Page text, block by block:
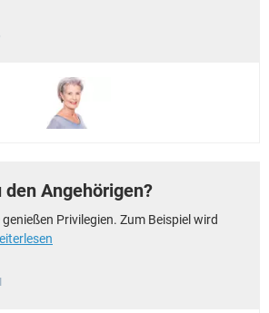
den Angehörigen?
Privilegien. Zum Beispiel wird